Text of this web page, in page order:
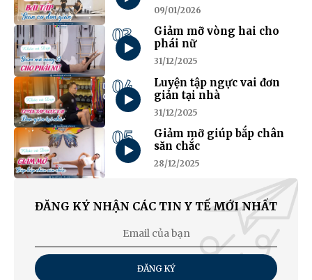
09/01/2026
03
Giảm mỡ vòng hai cho
phái nữ
31/12/2025
04
Luyện tập ngực vai đơn
giản tại nhà
31/12/2025
05
Giảm mỡ giúp bắp chân
săn chắc
28/12/2025
ĐĂNG KÝ NHẬN CÁC TIN Y TẾ MỚI NHẤT
ĐĂNG KÝ